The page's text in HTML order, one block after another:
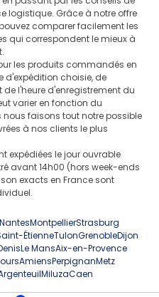
logistique. Grâce à notre offre
comparer facilement les
qui correspondent le mieux à
les produits commandés en
d'expédition choisie, de
l'heure d'enregistrement du
varier en fonction du
faisons tout notre possible
à nos clients le plus
expédiées le jour ouvrable
avant 14h00 (hors week-ends
exacts en France sont
NantesMontpellierStrasburg
ÉtienneTulonGrenobleDijon
Le MansAix-en-Provence
AmiensPerpignanMetz
MiluzaCaen